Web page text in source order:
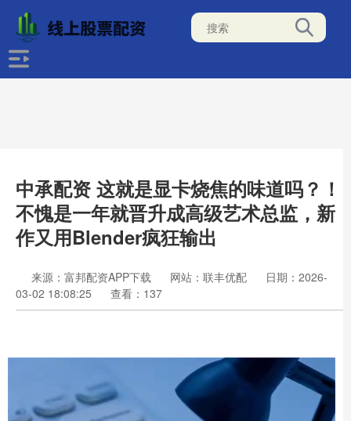
中承配资 这就是显卡烧焦的味道吗？！
不愧是一年就晋升成高级艺术总监，新
作又用Blender疯狂输出
来源：富邦配资APP下载 网站：联丰优配
日期：2026-
03-02 18:08:25
查看：137